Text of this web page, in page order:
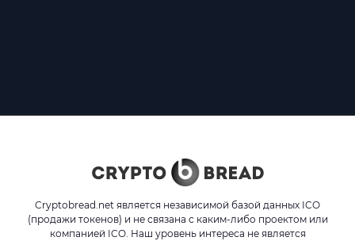
Cryptobread.net является независимой базой данных ICO
(продажи токенов) и не связана с каким-либо проектом или
компанией ICO. Наш уровень интереса не является